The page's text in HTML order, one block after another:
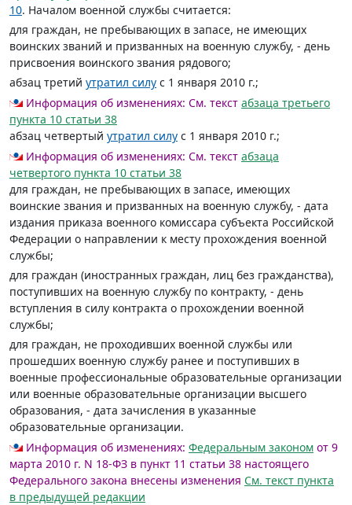
10. Началом военной службы считается:
для граждан, не пребывающих в запасе, не имеющих
воинских званий и призванных на военную службу, - день
присвоения воинского звания рядового;
абзац третий утратил силу с 1 января 2010 г.;
Информация об изменениях: См. текст абзаца третьего
пункта 10 статьи 38
абзац четвертый утратил силу с 1 января 2010 г.;
Информация об изменениях: См. текст абзаца
четвертого пункта 10 статьи 38
для граждан, не пребывающих в запасе, имеющих
воинские звания и призванных на военную службу, - дата
издания приказа военного комиссара субъекта Российской
Федерации о направлении к месту прохождения военной
службы;
для граждан (иностранных граждан, лиц без гражданства),
поступивших на военную службу по контракту, - день
вступления в силу контракта о прохождении военной
службы;
для граждан, не проходивших военной службы или
прошедших военную службу ранее и поступивших в
военные профессиональные образовательные организации
или военные образовательные организации высшего
образования, - дата зачисления в указанные
образовательные организации.
Информация об изменениях: Федеральным законом от 9
марта 2010 г. N 18-ФЗ в пункт 11 статьи 38 настоящего
Федерального закона внесены изменения См. текст пункта
в предыдущей редакции